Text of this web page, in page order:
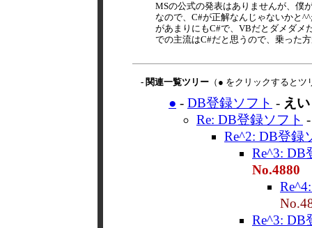
MSの公式の発表はありませんが、僕
なので、C#が正解なんじゃないかと
があまりにもC#で、VBだとダメダメ
での主流はC#だと思うので、乗った
- 関連一覧ツリー （● をクリックすると
● - DB登録ソフト - え
Re: DB登録ソフト
Re^2: DB登録
Re^3: DB
No.4880
Re^3: DB